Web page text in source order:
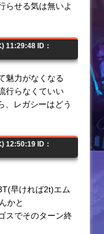
らせる気は無いよ
11:29:48 ID：
魅力がなくなる
行らなくていい
、レガシーはどう
12:50:19 ID：
早ければ2t)エム
かと
スでそのターン終